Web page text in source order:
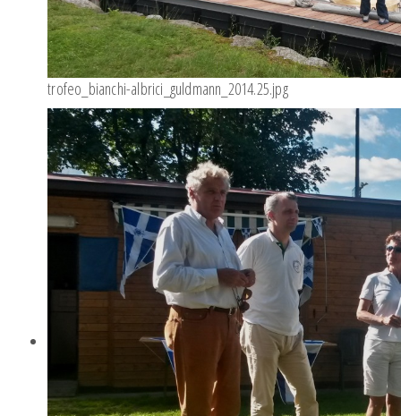
trofeo_bianchi-albrici_guldmann_2014.25.jpg